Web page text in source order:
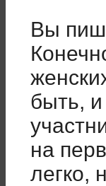
Вы
быть,
на
легко,